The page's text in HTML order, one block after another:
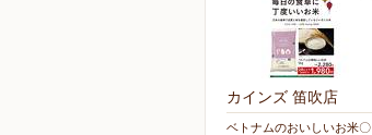
カインズ 笛吹店
ベトナムのおいしいお米〇